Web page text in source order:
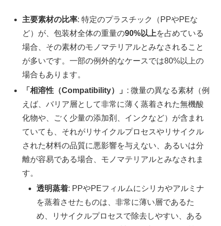
主要素材の比率: 特定のプラスチック（PPやPEな
ど）が、包装材全体の重量の90%以上を占めている
場合、その素材のモノマテリアルとみなされること
が多いです。一部の例外的なケースでは80%以上の
場合もあります。
「相溶性（Compatibility）」 : 微量の異なる素材（例
えば、バリア層として非常に薄く蒸着された無機酸
化物や、ごく少量の添加剤、インクなど）が含まれ
ていても、それがリサイクルプロセスやリサイクル
された材料の品質に悪影響を与えない、あるいは分
離が容易である場合、モノマテリアルとみなされま
す。
透明蒸着: PPやPEフィルムにシリカやアルミナ
を蒸着させたものは、非常に薄い層であるた
め、リサイクルプロセスで除去しやすい、ある